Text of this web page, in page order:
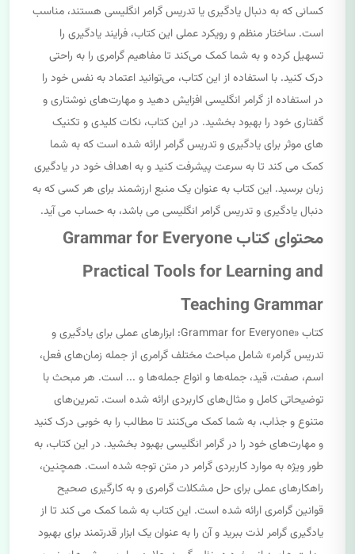
کسانی که به دنبال یادگیری یا تدریس گرامر انگلیسی هستند، مناسب
است. ساختار منظم و رویکرد عملی این کتاب، فرایند یادگیری را
تسهیل کرده و به شما کمک می‌کند تا مفاهیم گرامری را به راحتی
درک کنید. با استفاده از این کتاب، می‌توانید اعتماد به نفس خود را
در استفاده از گرامر انگلیسی افزایش دهید و مهارت‌های نوشتاری و
گفتاری خود را بهبود بخشید. در این کتاب، نکات کلیدی و تکنیک
های موثر برای یادگیری و تدریس گرامر ارائه شده است که به شما
کمک می کند تا به سرعت پیشرفت کنید و به اهداف خود در یادگیری
زبان برسید. این کتاب به عنوان یک منبع ارزشمند برای هر کسی که به
دنبال یادگیری و تدریس گرامر انگلیسی می باشد، به حساب می آید.
محتوای کتاب Grammar for Everyone
Practical Tools for Learning and
Teaching Grammar
کتاب «Grammar for Everyone: ابزارهای عملی برای یادگیری و
تدریس گرامر» شامل مباحث مختلف گرامری از جمله زمان‌های فعل،
اسم، صفت، قید، جمله‌ها و انواع جمله‌ها و ... است. هر مبحث با
توضیحاتی کامل و مثال‌های کاربردی ارائه شده است. تمرین‌های
متنوع و جذاب، به شما کمک می‌کنند تا مطالب را به خوبی درک کنید
و مهارت‌های خود را در گرامر انگلیسی بهبود بخشید. در این کتاب، به
طور ویژه به موارد کاربردی گرامر در متن توجه شده است. همچنین،
راهکارهای عملی برای حل مشکلات گرامری و به کارگیری صحیح
قوانین گرامری ارائه شده است. این کتاب به شما کمک می کند تا از
یادگیری گرامر لذت ببرید و آن را به عنوان یک ابزار قدرتمند برای بهبود